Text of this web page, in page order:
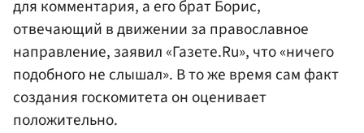
для комментария, а его брат Борис,
отвечающий в движении за православное
направление, заявил «Газете.Ru», что «ничего
подобного не слышал». В то же время сам факт
создания госкомитета он оценивает
положительно.